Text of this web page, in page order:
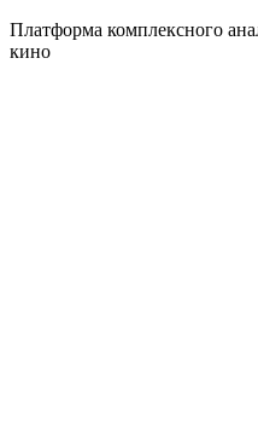
Платформа комплексного
кино